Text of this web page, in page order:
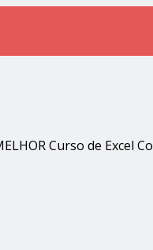
Curso de Excel